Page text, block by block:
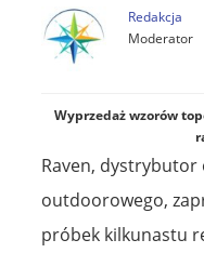
Redakcja
Moderator
Wyprzedaż wzorów
Raven, dystrybutor
outdoorowego,
próbek kilkunastu